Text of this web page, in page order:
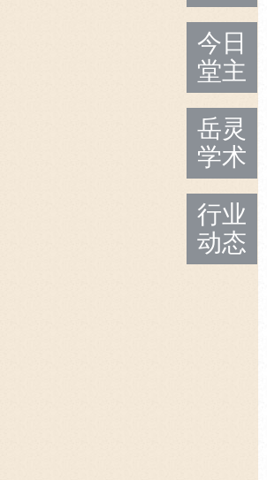
今日
堂主
岳灵
学术
行业
动态